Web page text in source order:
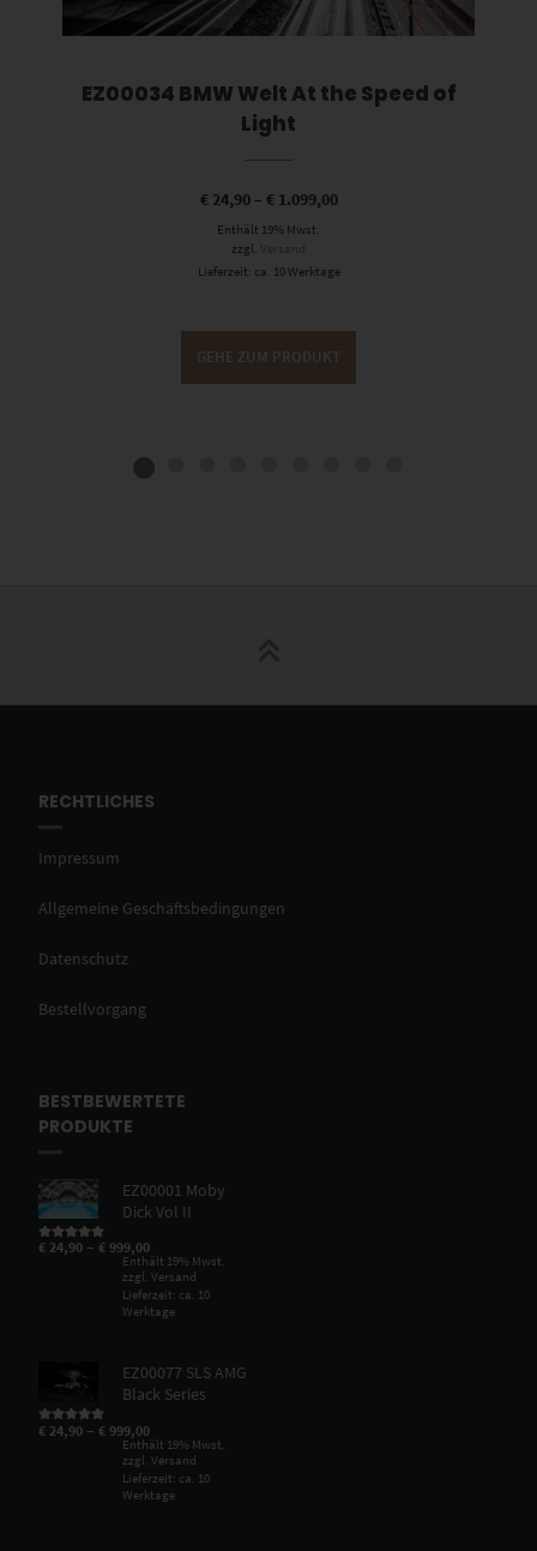
EZ00034 BMW Welt At the Speed of
Light
€24,90– €1.099,00
Enthält 19% Mwst.
zzgl. Versand
Lieferzeit: ca. 10 Werktage
GEHE ZUM PRODUKT
RECHTLICHES
Impressum
Allgemeine Geschäftsbedingungen
Datenschutz
Bestellvorgang
BESTBEWERTETE
PRODUKTE
EZ00001 Moby
Dick Vol II
Bewertet mit
von 5
€ 24,90 –€ 999,00
Enthält 19% Mwst.
zzgl.Versand
Lieferzeit: ca. 10
Werktage
EZ00077 SLS AMG
Black Series
Bewertet mit
von 5
€ 24,90 –€ 999,00
Enthält 19% Mwst.
zzgl.Versand
Lieferzeit: ca. 10
Werktage